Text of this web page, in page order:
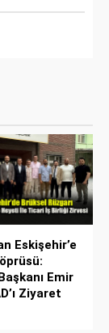
Eskişehir’e
Emir
Ziyaret